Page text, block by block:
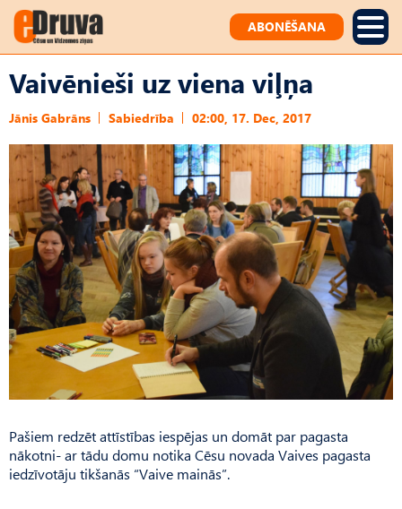
ABONĒŠANA
Vaivēnieši uz viena viļņa
Jānis Gabrāns Sabiedrība 02:00, 17. Dec, 2017
Pašiem redzēt attīstības iespējas un domāt par pagasta
nākotni- ar tādu domu notika Cēsu novada Vaives pagasta
iedzīvotāju tikšanās “Vaive mainās”.